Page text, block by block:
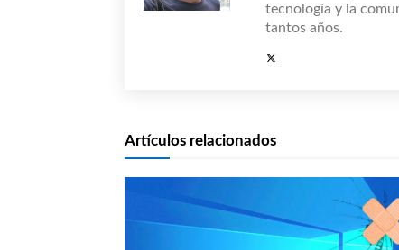
tecnología y la
tantos años.
Artículos relacionados